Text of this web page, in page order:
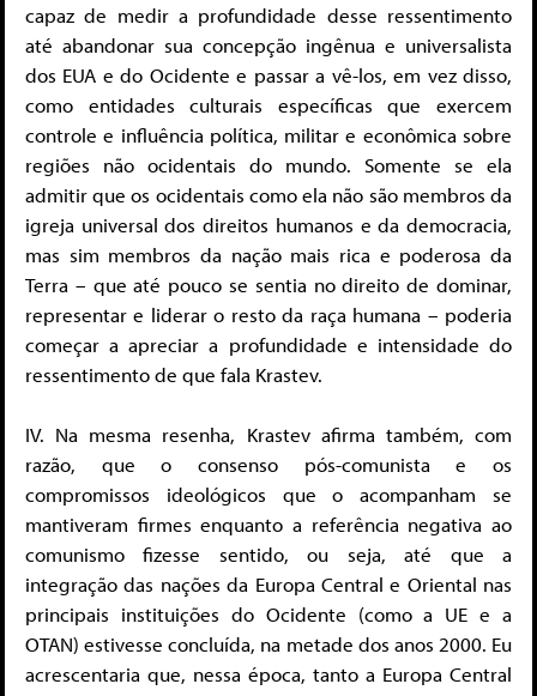
capaz de medir a profundidade desse ressentimento
até abandonar sua concepção ingênua e universalista
dos EUA e do Ocidente e passar a vê-los, em vez disso,
como entidades culturais específicas que exercem
controle e influência política, militar e econômica sobre
regiões não ocidentais do mundo. Somente se ela
admitir que os ocidentais como ela não são membros da
igreja universal dos direitos humanos e da democracia,
mas sim membros da nação mais rica e poderosa da
Terra – que até pouco se sentia no direito de dominar,
representar e liderar o resto da raça humana – poderia
começar a apreciar a profundidade e intensidade do
ressentimento de que fala Krastev.
IV. Na mesma resenha, Krastev afirma também, com
razão, que o consenso pós-comunista e os
compromissos ideológicos que o acompanham se
mantiveram firmes enquanto a referência negativa ao
comunismo fizesse sentido, ou seja, até que a
integração das nações da Europa Central e Oriental nas
principais instituições do Ocidente (como a UE e a
OTAN) estivesse concluída, na metade dos anos 2000. Eu
acrescentaria que, nessa época, tanto a Europa Central